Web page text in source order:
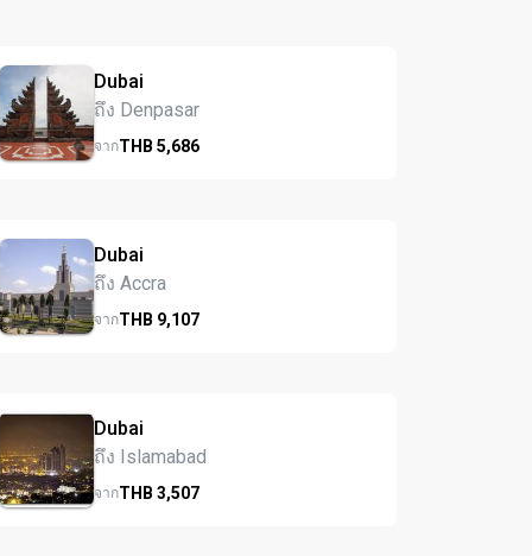
Dubai
ถึง Denpasar
จากTHB5,686
Dubai
ถึง Accra
จากTHB 9,107
Dubai
ถึง Islamabad
จากTHB3,507